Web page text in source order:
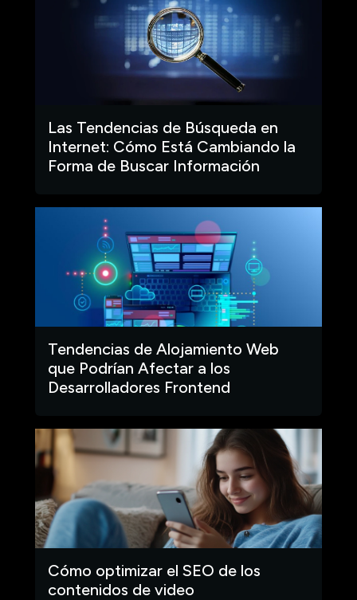
Las Tendencias de Búsqueda en
Internet: Cómo Está Cambiando la
Forma de Buscar Información
Tendencias de Alojamiento Web
que Podrían Afectar a los
Desarrolladores Frontend
Cómo optimizar el SEO de los
contenidos de video